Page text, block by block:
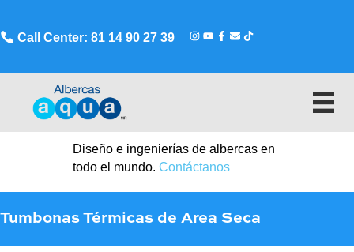
Call Center: 81 14 90 27 39
Diseño e ingenierías de albercas en
todo el mundo. Contáctanos
Tumbonas Térmicas de Area Seca